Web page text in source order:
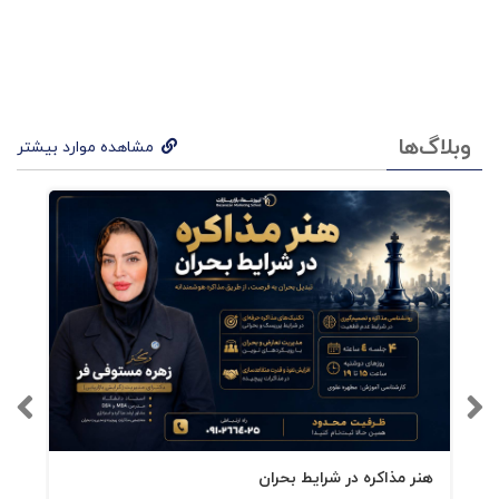
کشش آن را ندارد و به پزشک و بيمارستان مراجعه
مي‌کند و معمولاً مي‌شنود که چرا اينقدر دير اقدام
کرديد، شايد کار از کار گذشته باشد، همچنان که
گاهي در مشاوره به مديران ارشد سازماني مي‌گوييم
چرا اينقدر دير اقدام کرده‌ايد و معمولاً در چنين
مواقعي نياز به يک جراحي سنگين سازماني و البته
جراحي خونريزي و دوره‌ي نقاهت دارد و البته
هزينه‌هاي سنگين.
وبلاگ‌ها مشاهده موارد بیشتر
هنر مذاکره در شرایط بحران